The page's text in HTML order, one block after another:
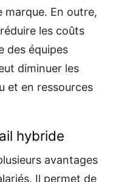
marque. En outre,
les coûts
des équipes
diminuer les
et en ressources
hybride
avantages
Il permet de